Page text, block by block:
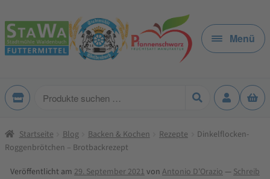
Zur
Navigation
springen
Zum
Inhalt
springen
Menü
Produkte
Startseite Blog Backen & Kochen Rezepte
Dinkelflocken-
Roggenbrötchen – Brotbackrezept
Veröffentlicht am 29. September 2021von Antonio D'Orazio —Schreib